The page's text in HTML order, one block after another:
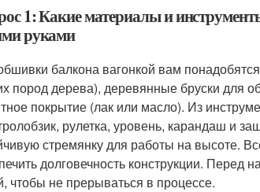
1: Какие материалы и
руками
балкона вагонкой вам
пород дерева), деревянные бруски для
покрытие (лак или масло). Из
рулетка, уровень, карандаш и
стремянку для работы на высоте.
долговечность конструкции. Перед
чтобы не прерываться в процессе.